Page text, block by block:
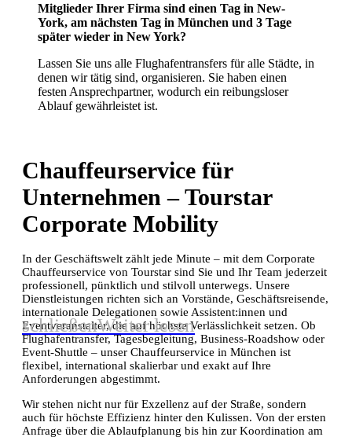
Mitglieder Ihrer Firma sind einen Tag in New-
York, am nächsten Tag in München und 3 Tage
später wieder in New York?
Lassen Sie uns alle Flughafentransfers für alle Städte, in
denen wir tätig sind, organisieren. Sie haben einen
festen Ansprechpartner, wodurch ein reibungsloser
Ablauf gewährleistet ist.
Chauffeurservice für
Unternehmen – Tourstar
Corporate Mobility
In der Geschäftswelt zählt jede Minute – mit dem Corporate
Chauffeurservice von Tourstar sind Sie und Ihr Team jederzeit
professionell, pünktlich und stilvoll unterwegs. Unsere
Dienstleistungen richten sich an Vorstände, Geschäftsreisende,
internationale Delegationen sowie Assistent:innen und
Eventveranstalter, die auf höchste Verlässlichkeit setzen. Ob
Flughafentransfer, Tagesbegleitung, Business-Roadshow oder
Event-Shuttle – unser Chauffeurservice in München ist
flexibel, international skalierbar und exakt auf Ihre
Anforderungen abgestimmt.
Wir stehen nicht nur für Exzellenz auf der Straße, sondern
auch für höchste Effizienz hinter den Kulissen. Von der ersten
Anfrage über die Ablaufplanung bis hin zur Koordination am
schließenWeiter lesen